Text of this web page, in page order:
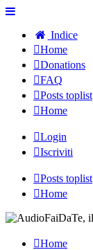
Indice
Home
Donations
FAQ
Posts toplist
Home
Login
Iscriviti
Posts toplist
Home
Home